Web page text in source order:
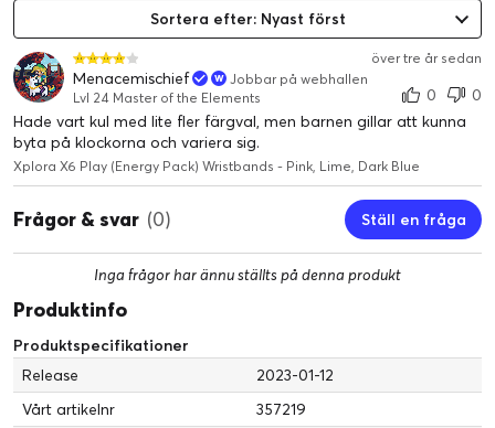
Sortera efter: Nyast först
över tre år sedan
Menacemischief
Jobbar på webhallen
Lvl 24 Master of the Elements
0
0
Hade vart kul med lite fler färgval, men barnen gillar att kunna
byta på klockorna och variera sig.
Xplora X6 Play (Energy Pack) Wristbands - Pink, Lime, Dark Blue
Frågor & svar (0) Ställ en fråga
Inga frågor har ännu ställts på denna produkt
Produktinfo
Produktspecifikationer
Release
2023-01-12
Vårt artikelnr
357219